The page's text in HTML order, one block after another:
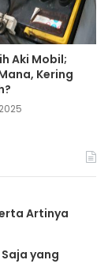
Aki Mobil;
Kering
Artinya
yang